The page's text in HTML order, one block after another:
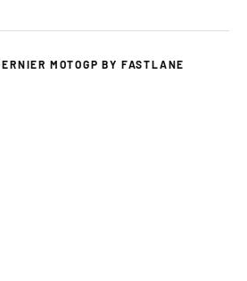
MOTOGP BY FASTLANE